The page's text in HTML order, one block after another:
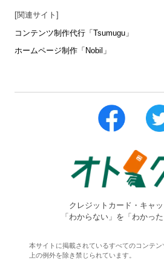
[関連サイト]
コンテンツ制作代行「Tsumugu」
ホームページ制作「Nobil」
クレジットカード・キャ
「わからない」を「わかっ
本サイトに掲載されているすべてのコンテ
上の例外を除き禁じられています。